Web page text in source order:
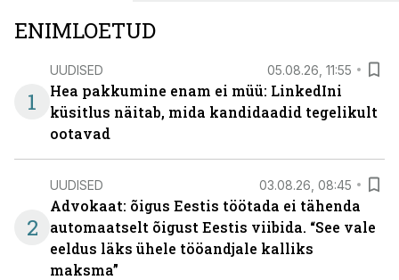
ENIMLOETUD
1
UUDISED 05.08.26, 11:55
Hea pakkumine enam ei müü: LinkedIni
küsitlus näitab, mida kandidaadid tegelikult
ootavad
2
UUDISED 03.08.26, 08:45
Advokaat: õigus Eestis töötada ei tähenda
automaatselt õigust Eestis viibida. “See vale
eeldus läks ühele tööandjale kalliks
maksma”